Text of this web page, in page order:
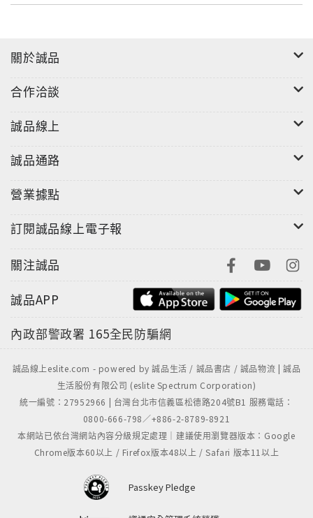
關於誠品
合作洽談
誠品線上
誠品通路
營業據點
訂閱誠品線上電子報
關注誠品
誠品APP
內政部警政署 165全民防騙網
誠品線上eslite.com - powered by 誠品生活 / 誠品書店 / 誠品物流 | 誠品
生活股份有限公司 (eslite Spectrum Corporation)
統一編號：27952966 | 台灣台北市信義區松德路204號B1 服務電話：
0800-666-798／+886-2-8789-8921
本網站已依台灣網站內容分級規定處理｜建議使用瀏覽器版本：Google
Chrome版本60以上 / Firefox版本48以上 / Safari 版本11以上
Passkey Pledge